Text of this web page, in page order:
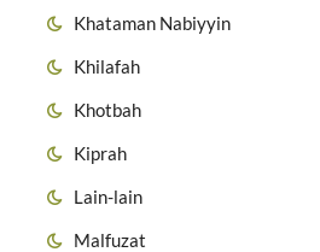
Khataman Nabiyyin
Khilafah
Khotbah
Kiprah
Lain-lain
Malfuzat